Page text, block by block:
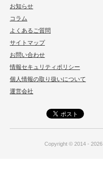
お知らせ
コラム
よくあるご質問
サイトマップ
お問い合わせ
情報セキュリティポリシー
個人情報の取り扱いについて
運営会社
Copyright © 2014 - 2026